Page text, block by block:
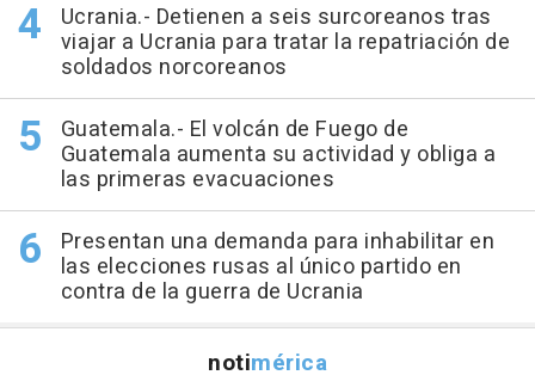
Ucrania.- Detienen a seis surcoreanos tras
viajar a Ucrania para tratar la repatriación de
soldados norcoreanos
Guatemala.- El volcán de Fuego de
Guatemala aumenta su actividad y obliga a
las primeras evacuaciones
Presentan una demanda para inhabilitar en
las elecciones rusas al único partido en
contra de la guerra de Ucrania
notimérica